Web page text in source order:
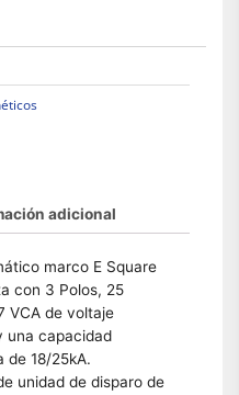
adicional
marco E Square
con 3 Polos, 25
VCA de voltaje
una capacidad
de 18/25kA.
unidad de disparo de